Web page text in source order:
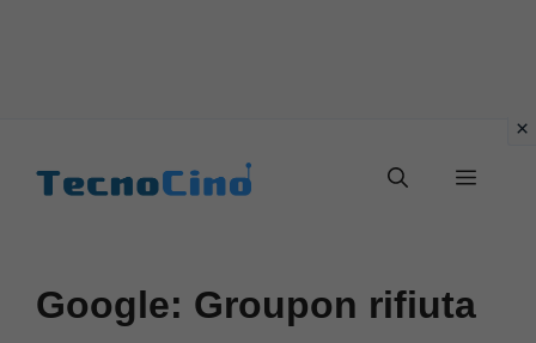
Menu
Google: Groupon rifiuta